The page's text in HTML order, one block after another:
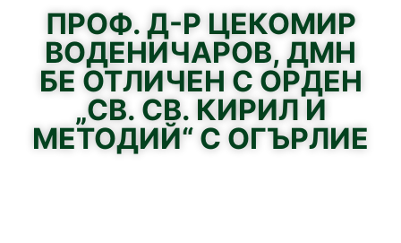
ПРОФ. Д-Р ЦЕКОМИР
ВОДЕНИЧАРОВ, ДМН
БЕ ОТЛИЧЕН С ОРДЕН
„СВ. СВ. КИРИЛ И
МЕТОДИЙ“ С ОГЪРЛИЕ